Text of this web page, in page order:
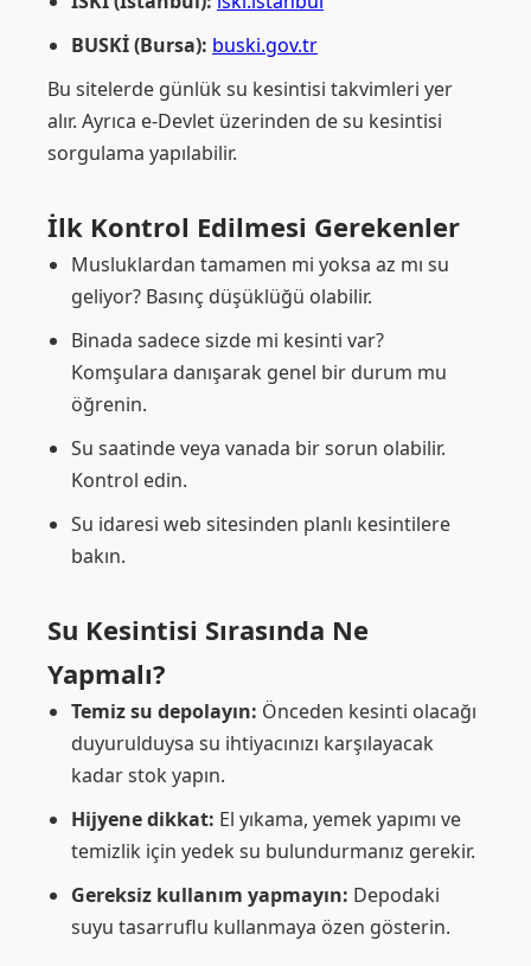
BUSKİ (Bursa): buski.gov.tr
Bu sitelerde günlük su kesintisi takvimleri yer
alır. Ayrıca e-Devlet üzerinden de su kesintisi
sorgulama yapılabilir.
İlk Kontrol Edilmesi Gerekenler
Musluklardan tamamen mi yoksa az mı su
geliyor? Basınç düşüklüğü olabilir.
Binada sadece sizde mi kesinti var?
Komşulara danışarak genel bir durum mu
öğrenin.
Su saatinde veya vanada bir sorun olabilir.
Kontrol edin.
Su idaresi web sitesinden planlı kesintilere
bakın.
Su Kesintisi Sırasında Ne
Yapmalı?
Temiz su depolayın: Önceden kesinti olacağı
duyurulduysa su ihtiyacınızı karşılayacak
kadar stok yapın.
Hijyene dikkat: El yıkama, yemek yapımı ve
temizlik için yedek su bulundurmanız gerekir.
Gereksiz kullanım yapmayın: Depodaki
suyu tasarruflu kullanmaya özen gösterin.